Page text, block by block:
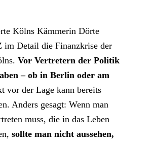
Kölns Kämmerin Dörte
im Detail die Finanzkrise der
Vor Vertretern der Politik
– ob in Berlin oder am
vor der Lage kann bereits
Anders gesagt: Wenn man
muss, die in das Leben
sollte man nicht aussehen,